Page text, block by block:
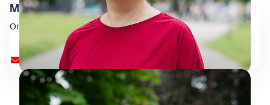
Milka Lisnjic
Organisation & Infrastruktur
organisation@wienxtra.at